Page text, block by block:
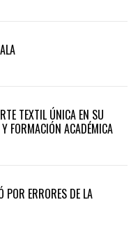
TEXTIL ÚNICA EN SU
FORMACIÓN ACADÉMICA
ERRORES DE LA